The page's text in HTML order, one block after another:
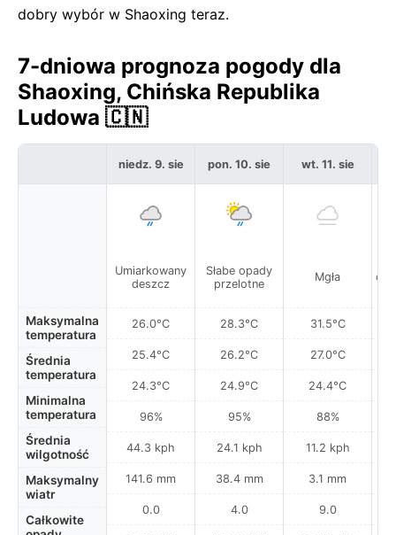
dobry wybór w Shaoxing teraz.
7-dniowa prognoza pogody dla
Shaoxing, Chińska Republika
Ludowa 🇨🇳
Maksymalna
temperatura
Średnia
temperatura
Minimalna
temperatura
Średnia
wilgotność
Maksymalny
wiatr
Całkowite
niedz. 9. sie
Umiarkowany
deszcz
26.0°C
25.4°C
24.3°C
96%
44.3 kph
141.6 mm
0.0
pon. 10. sie
Słabe opady
przelotne
28.3°C
26.2°C
24.9°C
95%
24.1 kph
38.4 mm
4.0
wt. 11. sie
Mgła
31.5°C
27.0°C
24.4°C
88%
11.2 kph
3.1 mm
9.0